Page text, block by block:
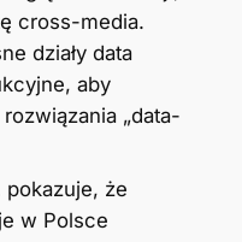
cross-media.
działy data
aby
„data-
pokazuje, że
w Polsce